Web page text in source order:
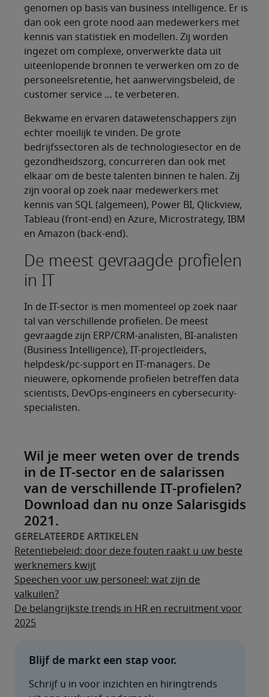
genomen op basis van business intelligence. Er is
dan ook een grote nood aan medewerkers met
kennis van statistiek en modellen. Zij worden
ingezet om complexe, onverwerkte data uit
uiteenlopende bronnen te verwerken om zo de
personeelsretentie, het aanwervingsbeleid, de
customer service … te verbeteren.
Bekwame en ervaren datawetenschappers zijn
echter moeilijk te vinden. De grote
bedrijfssectoren als de technologiesector en de
gezondheidszorg, concurreren dan ook met
elkaar om de beste talenten binnen te halen. Zij
zijn vooral op zoek naar medewerkers met
kennis van SQL (algemeen), Power BI, Qlickview,
Tableau (front-end) en Azure, Microstrategy, IBM
en Amazon (back-end).
De meest gevraagde profielen
in IT
In de IT-sector is men momenteel op zoek naar
tal van verschillende profielen. De meest
gevraagde zijn ERP/CRM-analisten, BI-analisten
(Business Intelligence), IT-projectleiders,
helpdesk/pc-support en IT-managers. De
nieuwere, opkomende profielen betreffen data
scientists, DevOps-engineers en cybersecurity-
specialisten.
Wil je meer weten over de trends
in de IT-sector en de salarissen
van de verschillende IT-profielen?
Download dan nu onze Salarisgids
2021.
Retentiebeleid: door deze fouten raakt u uw beste
werknemers kwijt
Speechen voor uw personeel: wat zijn de
valkuilen?
De belangrijkste trends in HR en recruitment voor
2025